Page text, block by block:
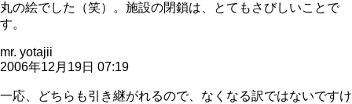
丸の絵でした（笑）。施設の閉鎖は、とてもさびしいことで
す。
mr. yotajii
2006年12月19日 07:19
一応、どちらも引き継がれるので、なくなる訳ではないですけ